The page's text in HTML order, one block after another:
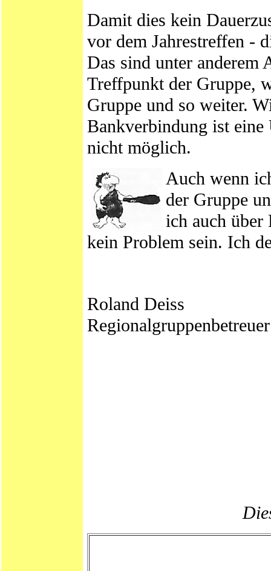
Damit dies kein
vor dem Jahrestreffen -
Das sind unter anderem
Treffpunkt der Gruppe,
Gruppe und so weiter.
Bankverbindung ist eine
nicht möglich.
Auch wenn
der Gruppe
ich auch
kein Problem sein. Ich
Roland Deiss
Regionalgruppenbetreuer